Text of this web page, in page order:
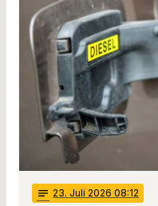
notes 23. Juli 2026 08:12